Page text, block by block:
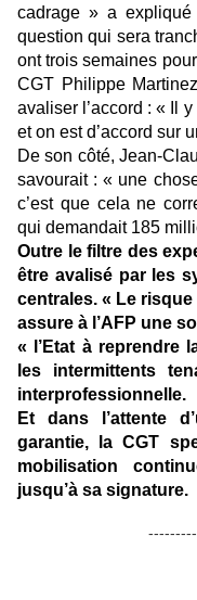
cadrage » a
question qui sera
ont trois semaines
CGT Philippe
avaliser l’accord : « Il
et on est d’accord sur
De son côté, Jean-
savourait : « une
c’est que cela ne
qui demandait 185
Outre le filtre des
être avalisé par les
centrales. « Le risque
assure à l’AFP une
« l’Etat à reprendre
les intermittents
interprofessionnelle.
Et dans l’attente
garantie, la CGT
mobilisation
jusqu’à sa signature.